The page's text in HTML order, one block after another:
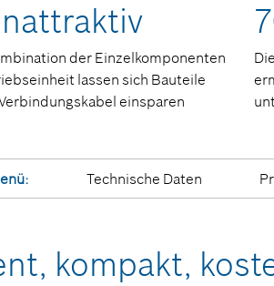
der Einzelkomponenten
lassen sich Bauteile
einsparen
Technische Daten
kompakt,